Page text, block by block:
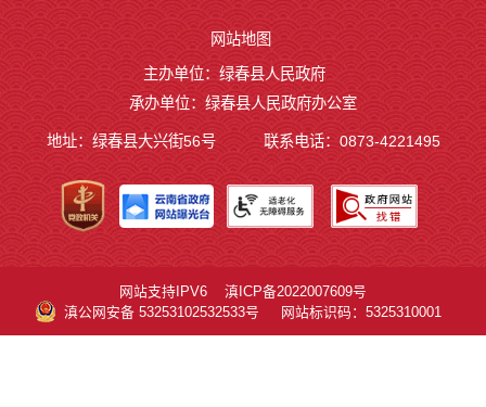
网站地图
主办单位：绿春县人民政府
承办单位：绿春县人民政府办公室
地址：绿春县大兴街56号 联系电话：0873-4221495
网站支持IPV6
滇ICP备2022007609号
滇公网安备 53253102532533号
网站标识码：5325310001